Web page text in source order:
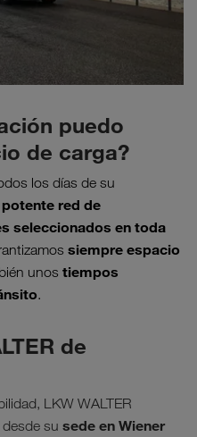
puedo
de carga?
los días de su
potente red de
seleccionados en toda
siempre espacio
unos tiempos
.
de
LKW WALTER
su sede en Wiener